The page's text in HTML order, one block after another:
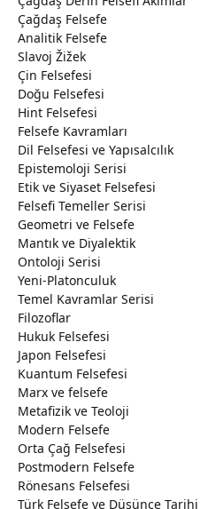
Çağdaş Felsefe
Analitik Felsefe
Slavoj Žižek
Çin Felsefesi
Doğu Felsefesi
Hint Felsefesi
Felsefe Kavramları
Dil Felsefesi ve Yapısalcılık
Epistemoloji Serisi
Etik ve Siyaset Felsefesi
Felsefi Temeller Serisi
Geometri ve Felsefe
Mantık ve Diyalektik
Ontoloji Serisi
Yeni-Platonculuk
Temel Kavramlar Serisi
Filozoflar
Hukuk Felsefesi
Japon Felsefesi
Kuantum Felsefesi
Marx ve felsefe
Metafizik ve Teoloji
Modern Felsefe
Orta Çağ Felsefesi
Postmodern Felsefe
Rönesans Felsefesi
Türk Felsefe ve Düşünce Tarihi